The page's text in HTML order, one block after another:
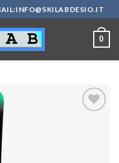
INFO@SKILABDESIO.IT
0